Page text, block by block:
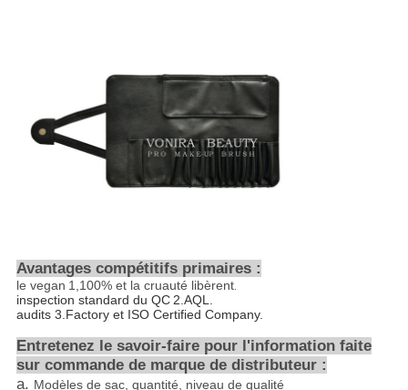
Avantages compétitifs primaires :
le vegan 1,100%et la cruauté libèrent.
inspection standard du QC 2.AQL
audits 3.Factory et ISO Certified Company.
Entretenez le savoir-faire pour l'information faite
sur commande de marque de distributeur :
a. Modèles de sac, quantité, niveau de qualité